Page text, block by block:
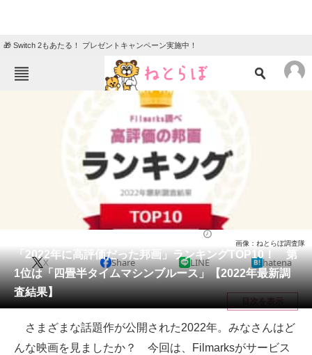
🎁 Switch 2もあたる！ プレゼントキャンペーン実施中！
ニュース
クイズ
地域
教育・育児
リサーチ
会員記事
メディア
注目記事を集めた総合ページ
ITの今と未来を見通す
「2022年に高評価だった邦画」ランキングTOP10！ 第
1位は「四畳半タイムマシンブルース」【2022年最新調
査結果】
画像：ねとらぼ調査隊
X Share LINE hatena
目次を表示
さまざまな話題作が公開された2022年。みなさんはど
んな映画を見ましたか？ 今回は、Filmarksがサービス